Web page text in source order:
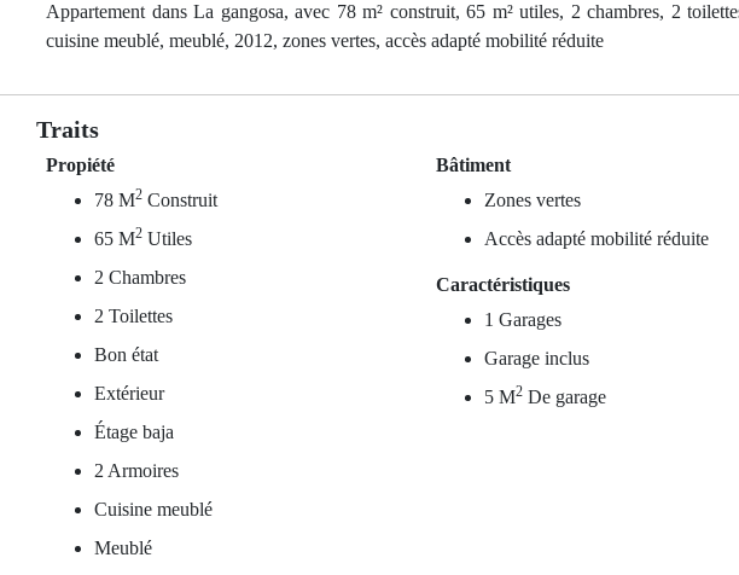
Appartement dans La gangosa, avec 78 m² construit, 65 m² utiles, 2 chambres, 2
cuisine meublé, meublé, 2012, zones vertes, accès adapté mobilité réduite
Traits
Propiété
78 M2 Construit
65 M2 Utiles
2 Chambres
2 Toilettes
Bon état
Extérieur
Étage baja
2 Armoires
Cuisine meublé
Meublé
Bâtiment
Zones vertes
Accès adapté mobilité réduite
Caractéristiques
1 Garages
Garage inclus
5 M2 De garage